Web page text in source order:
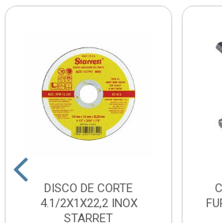
DISCO DE CORTE
4.1/2X1X22,2 INOX
STARRET